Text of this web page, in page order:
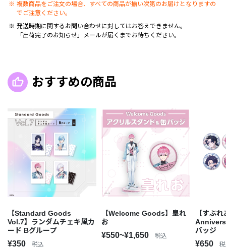
複数商品をご注文の場合、すべての商品が揃い次第のお届けとなりますの
でご注意ください。
発送時期に関するお問い合わせに対してはお答えできません。
「出荷完了のお知らせ」メールが届くまでお待ちください。
おすすめの商品
【Standard Goods
Vol.7】ランダムチェキ風カ
ード Bグループ
¥350 税込
【Welcome Goods】皇れ
お
¥550~¥1,650 税込
【すぷ
バッジ
¥650